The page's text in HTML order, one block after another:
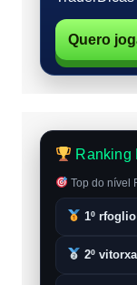
Quero
Ranking
Top do nível
1º rfoglio
2º